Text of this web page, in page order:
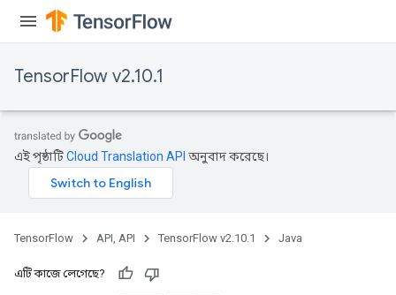
TensorFlow v2.10.1
এই পৃষ্ঠাটিCloud Translation API অনুবাদ করেছে।
TensorFlow API, API TensorFlow v2.10.1 Java
এটি কাজে লেগেছে?